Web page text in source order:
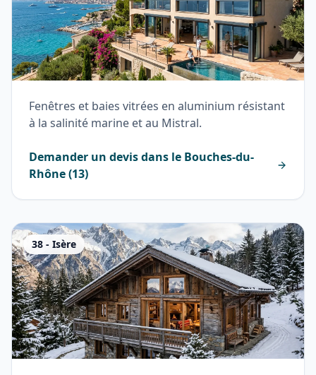
Fenêtres et baies vitrées en aluminium résistant
à la salinité marine et au Mistral.
Demander un devis dans le Bouches-du-
Rhône(13)
38 - Isère